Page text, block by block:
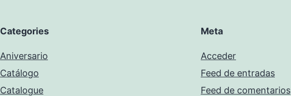
Categories
Aniversario
Catálogo
Catalogue
Meta
Acceder
Feed de entradas
Feed de comentarios